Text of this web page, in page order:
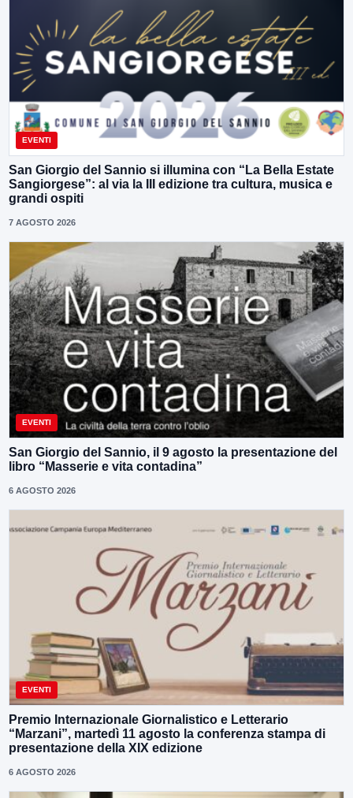
EVENTI
San Giorgio del Sannio si illumina con “La Bella Estate
Sangiorgese”: al via la III edizione tra cultura, musica e
grandi ospiti
7 AGOSTO 2026
EVENTI
San Giorgio del Sannio, il 9 agosto la presentazione del
libro “Masserie e vita contadina”
6 AGOSTO 2026
EVENTI
Premio Internazionale Giornalistico e Letterario
“Marzani”, martedì 11 agosto la conferenza stampa di
presentazione della XIX edizione
6 AGOSTO 2026